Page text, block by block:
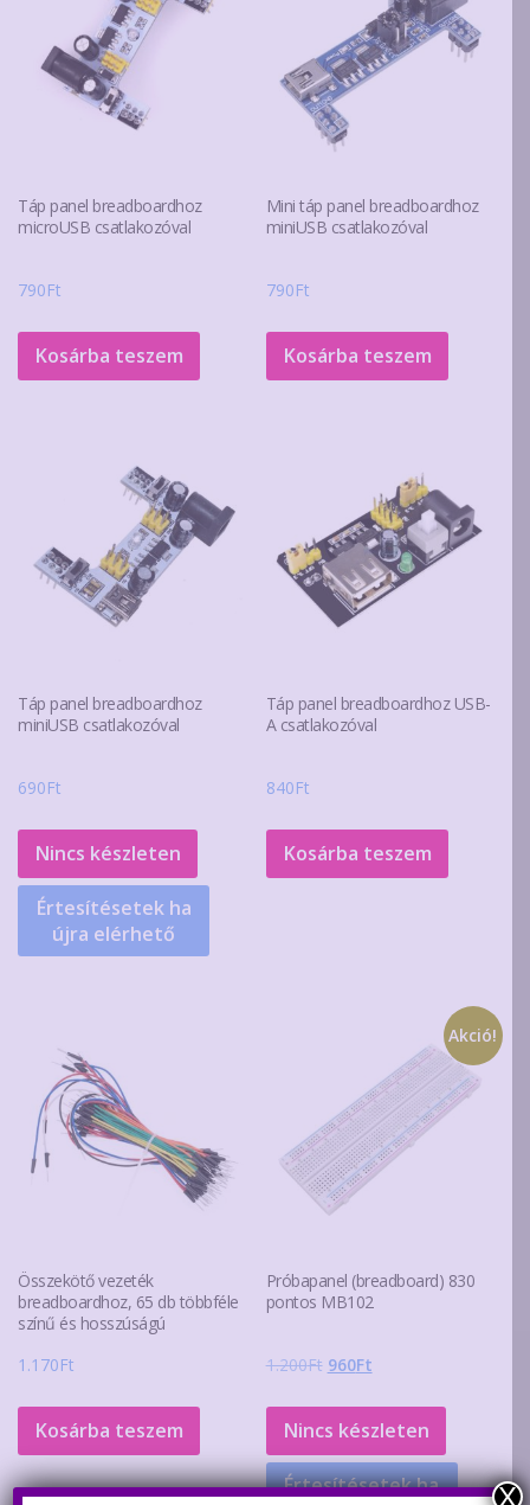
Táp panel breadboardhoz
microUSB csatlakozóval
790Ft
Kosárba teszem
Mini táp panel breadboardhoz
miniUSB csatlakozóval
790Ft
Kosárba teszem
Táp panel breadboardhoz
miniUSB csatlakozóval
690Ft
Nincs készleten
Értesítésetek ha
újra elérhető
Táp panel breadboardhoz USB-
A csatlakozóval
840Ft
Kosárba teszem
Összekötő vezeték
breadboardhoz, 65 db többféle
színű és hosszúságú
1.170Ft
Kosárba teszem
Akció!
Próbapanel (breadboard) 830
pontos MB102
1.200Ft Original
was:
1.200Ft.
960FtCurrent
is:
960Ft.
Nincs készleten
Értesítésetek ha
X